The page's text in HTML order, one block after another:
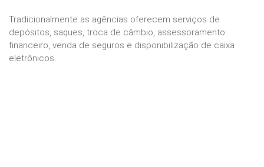
Tradicionalmente as agências oferecem serviços de
depósitos, saques, troca de câmbio, assessoramento
financeiro, venda de seguros e disponibilização de caixa
eletrônicos.